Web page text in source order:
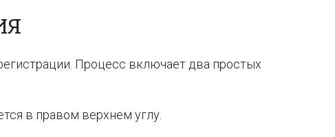
Процесс включает два простых
в правом верхнем углу.